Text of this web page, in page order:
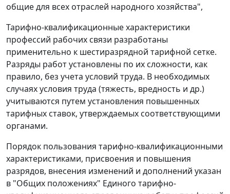
общие для всех отраслей народного хозяйства",
Тарифно-квалификационные характеристики
профессий рабочих связи разработаны
применительно к шестиразрядной тарифной сетке.
Разряды работ установлены по их сложности, как
правило, без учета условий труда. В необходимых
случаях условия труда (тяжесть, вредность и др.)
учитываются путем установления повышенных
тарифных ставок, утверждаемых соответствующими
органами.
Порядок пользования тарифно-квалификационными
характеристиками, присвоения и повышения
разрядов, внесения изменений и дополнений указан
в "Общих положениях" Единого тарифно-